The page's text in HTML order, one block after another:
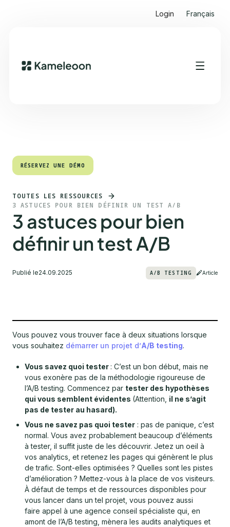
Login Français
Sommaire
RÉSERVEZ UNE DÉMO
RÉSERVEZ UNE DÉMO
TOUTES LES RESSOURCES
3 ASTUCES POUR BIEN DÉFINIR UN TEST A/B
3 astuces pour bien
définir un test A/B
Publié le24.09.2025 A/B TESTING Article
Vous pouvez vous trouver face à deux situations lorsque
vous souhaitez démarrer un projet d’A/B testing.
Vous savez quoi tester : C’est un bon début, mais ne
vous exonère pas de la méthodologie rigoureuse de
l’A/B testing. Commencez par tester des hypothèses
qui vous semblent évidentes (Attention, il ne s’agit
pas de tester au hasard).
Vous ne savez pas quoi tester : pas de panique, c’est
normal. Vous avez probablement beaucoup d’éléments
à tester, il suffit juste de les découvrir. Jetez un oeil à
vos analytics, et retenez les pages qui génèrent le plus
de trafic. Sont-elles optimisées ? Quelles sont les pistes
d’amélioration ? Mettez-vous à la place de vos visiteurs.
À défaut de temps et de ressources disponibles pour
vous lancer dans un tel projet, vous pouvez aussi
faire appel à une agence conseil spécialiste qui, en
amont de l’A/B testing, mènera les audits analytiques et